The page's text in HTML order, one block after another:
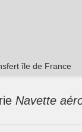
île de France
Navette